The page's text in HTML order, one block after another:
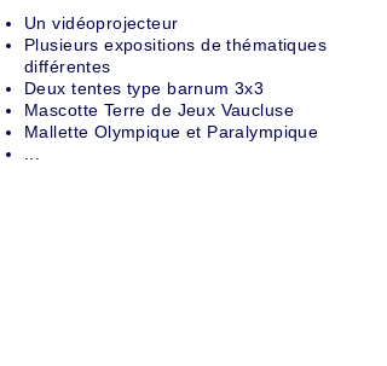
Un vidéoprojecteur
Plusieurs expositions de thématiques
différentes
Deux tentes type barnum 3x3
Mascotte Terre de Jeux Vaucluse
Mallette Olympique et Paralympique